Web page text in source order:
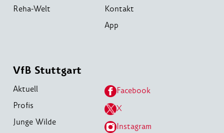
Reha-Welt
Kontakt
App
VfB Stuttgart
Aktuell
Profis
Junge Wilde
Facebook
X
Instagram